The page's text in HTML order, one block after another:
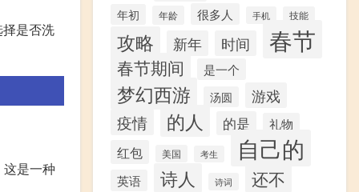
是否洗
是一种
年初
年龄 很多人 手机 技能
攻略 新年 时间 春节
春节期间 是一个
梦幻西游 汤圆 游戏
疫情 的人 的是 礼物
红包 美国 考生 自己的
英语 诗人 诗词 还不